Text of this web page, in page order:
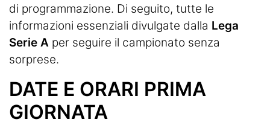
di programmazione. Di seguito, tutte le
informazioni essenziali divulgate dalla Lega
Serie A per seguire il campionato senza
sorprese.
DATE E ORARI PRIMA
GIORNATA